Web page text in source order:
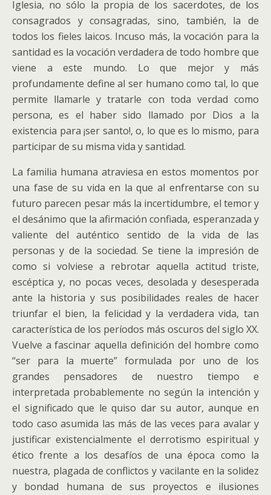
Iglesia, no sólo la propia de los sacerdotes, de los
consagrados y consagradas, sino, también, la de
todos los fieles laicos. Incuso más, la vocación para la
santidad es la vocación verdadera de todo hombre que
viene a este mundo. Lo que mejor y más
profundamente define al ser humano como tal, lo que
permite llamarle y tratarle con toda verdad como
persona, es el haber sido llamado por Dios a la
existencia para ¡ser santo!, o, lo que es lo mismo, para
participar de su misma vida y santidad.
La familia humana atraviesa en estos momentos por
una fase de su vida en la que al enfrentarse con su
futuro parecen pesar más la incertidumbre, el temor y
el desánimo que la afirmación confiada, esperanzada y
valiente del auténtico sentido de la vida de las
personas y de la sociedad. Se tiene la impresión de
como si volviese a rebrotar aquella actitud triste,
escéptica y, no pocas veces, desolada y desesperada
ante la historia y sus posibilidades reales de hacer
triunfar el bien, la felicidad y la verdadera vida, tan
característica de los períodos más oscuros del siglo XX.
Vuelve a fascinar aquella definición del hombre como
“ser para la muerte” formulada por uno de los
grandes pensadores de nuestro tiempo e
interpretada probablemente no según la intención y
el significado que le quiso dar su autor, aunque en
todo caso asumida las más de las veces para avalar y
justificar existencialmente el derrotismo espiritual y
ético frente a los desafíos de una época como la
nuestra, plagada de conflictos y vacilante en la solidez
y bondad humana de sus proyectos e ilusiones